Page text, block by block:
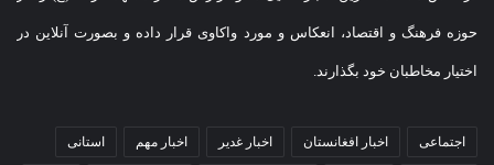
در این نشست که با عنوان ‘سیاستگذاری اجتماعی و خانواده در
جوامع اسلامی، الزامات و بایسته ها’ برگزار شده است، وزیران
موریتانی، افغانستان، عراق، بنگلادش، سوریه، پاکستان و نیجریه
حوزه فرهنگ و اقتصاد، انعکاس و مورد واکاوی قرار داده و بصورت آنلاین در
اختیار مخاطبان خود بگذارند.
اجتماعی اخبار افغانستان اخبار غدیر اخبار مهم استانی